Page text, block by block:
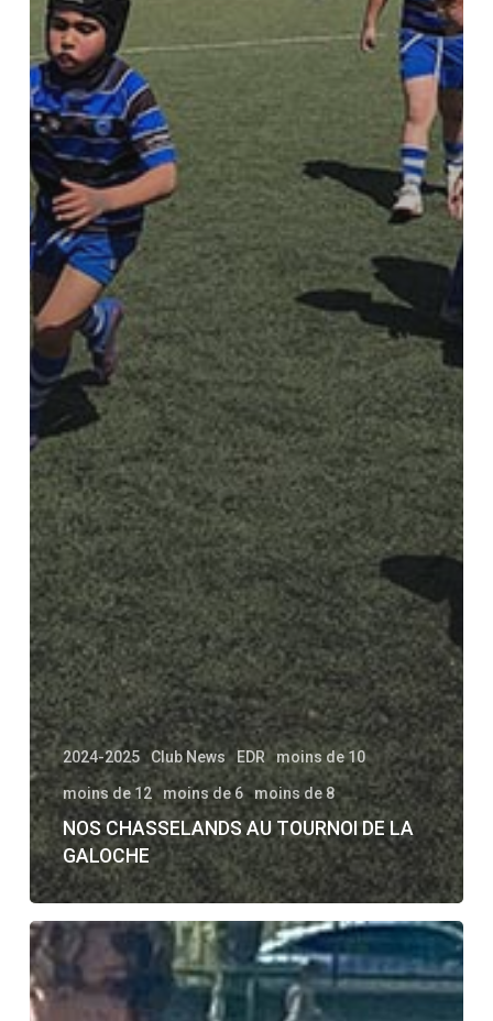
2024-2025 Club News EDR moins de 10
moins de 12 moins de 6 moins de 8
NOS CHASSELANDS AU TOURNOI DE LA
GALOCHE